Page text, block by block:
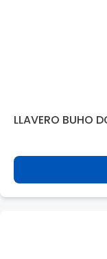
LLAVERO BUHO